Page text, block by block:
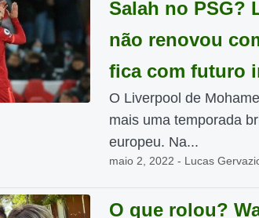
Salah no PSG?
não renovou
fica com futuro
O Liverpool de
mais uma temporada
europeu. Na...
maio 2, 2022 - Lucas
O que rolou?